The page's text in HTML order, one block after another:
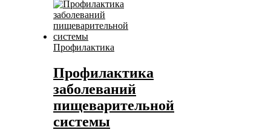
Профилактика
Профилактика
заболеваний
пищеварительной
системы